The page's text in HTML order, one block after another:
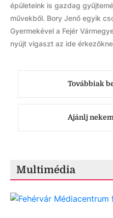
épületeink is gazdag
művekből. Bory Jenő egyik
Gyermekével a Fejér
nyújt vigaszt az ide
Továbbiak
Ajánlj
Multimédia